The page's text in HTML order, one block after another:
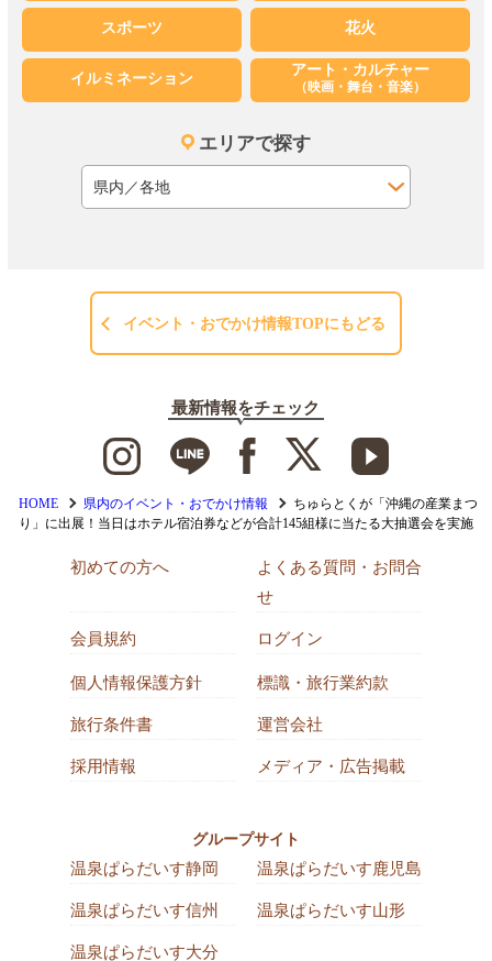
スポーツ 花火
イルミネーション アート・カルチャー
（映画・舞台・音楽）
エリアで探す
イベント・おでかけ情報TOPにもどる
最新情報をチェック
HOME 県内のイベント・おでかけ情報
ちゅらとくが「沖縄の産業まつ
り」に出展！当日はホテル宿泊券などが合計145組様に当たる大抽選会を実施
初めての方へ
よくある質問・お問合
せ
会員規約 ログイン
個人情報保護方針 標識・旅行業約款
旅行条件書 運営会社
採用情報 メディア・広告掲載
グループサイト
温泉ぱらだいす静岡 温泉ぱらだいす鹿児島
温泉ぱらだいす信州 温泉ぱらだいす山形
温泉ぱらだいす大分